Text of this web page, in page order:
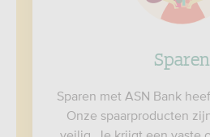
Sparen
Sparen met ASN Bank
Onze spaarproducten